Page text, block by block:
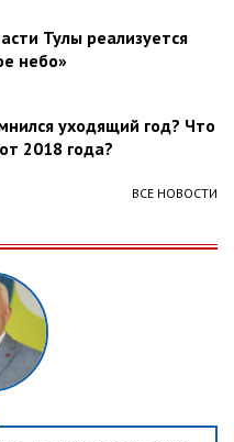
Тулы реализуется
небо»
уходящий год? Что
2018 года?
ВСЕ НОВОСТИ